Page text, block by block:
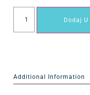
Dodaj U
Additional Information